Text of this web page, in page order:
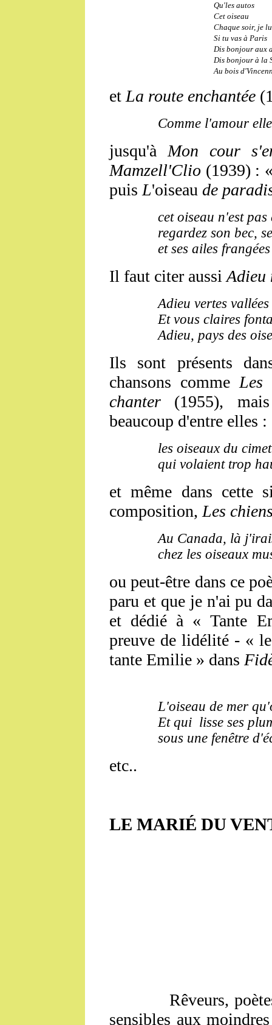
Qu'les autos
Cet oiseau
Chaque soir, je
Si tu vas à Paris
Dis bonjour aux
Dis bonjour à la
Au bois
et La route enchantée
Comme l'amour
jusqu'à Mon cour
Mamzell'Clio (1939) :
puis L'oiseau de
cet oiseau n'est
regardez son bec,
et ses ailes
Il faut citer aussi Adieu
Adieu vertes vallées
Et vous claires
Adieu, pays des
Ils sont présents
chansons comme Les
chanter (1955),
beaucoup d'entre elles
les oiseaux du
qui volaient trop
et même dans cette
composition, Les
Au Canada, là
chez les oiseaux
ou peut-être dans ce
paru et que je n'ai pu
et dédié à « Tante
preuve de lidélité - «
tante Emilie » dans
L'oiseau de mer
Et qui lisse ses
sous une fenêtre
etc..
LE MARIÉ DU
Rêveurs, poètes,
sensibles aux